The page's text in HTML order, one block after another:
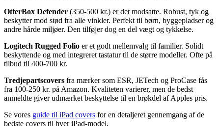
OtterBox Defender (350-500 kr.) er det modsatte. Robust, tyk og
beskytter mod stød fra alle vinkler. Perfekt til børn, byggepladser og
andre hårde miljøer. Den tilføjer dog en del vægt og tykkelse.
Logitech Rugged Folio er et godt mellemvalg til familier. Solidt
beskyttende og med integreret tastatur til de større modeller. Ofte på
tilbud til 400-700 kr.
Tredjepartscovers fra mærker som ESR, JETech og ProCase fås
fra 100-250 kr. på Amazon. Kvaliteten varierer, men de bedst
anmeldte giver udmærket beskyttelse til en brøkdel af Apples pris.
Se vores guide til iPad covers for en detaljeret gennemgang af de
bedste covers til hver iPad-model.